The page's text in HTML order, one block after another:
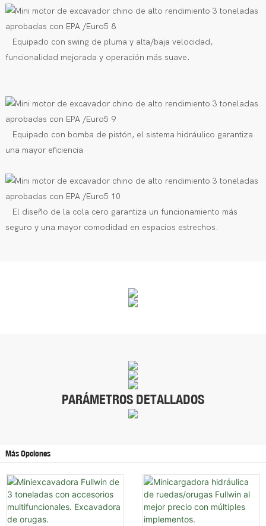
Equipado con swing de pluma y alta/baja velocidad,
funcionalidad mejorada y operación más suave.
Equipado con bomba de pistón, el sistema hidráulico garantiza
una mayor eficiencia
El diseño de la cola cero garantiza un funcionamiento más
seguro y una mayor comodidad en espacios estrechos.
PARÁMETROS DETALLADOS
Más Opciones